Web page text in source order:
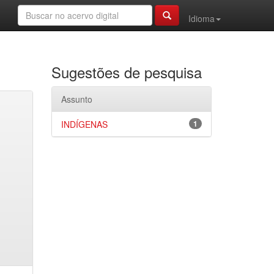
Idioma
Sugestões de pesquisa
Assunto
1
INDÍGENAS